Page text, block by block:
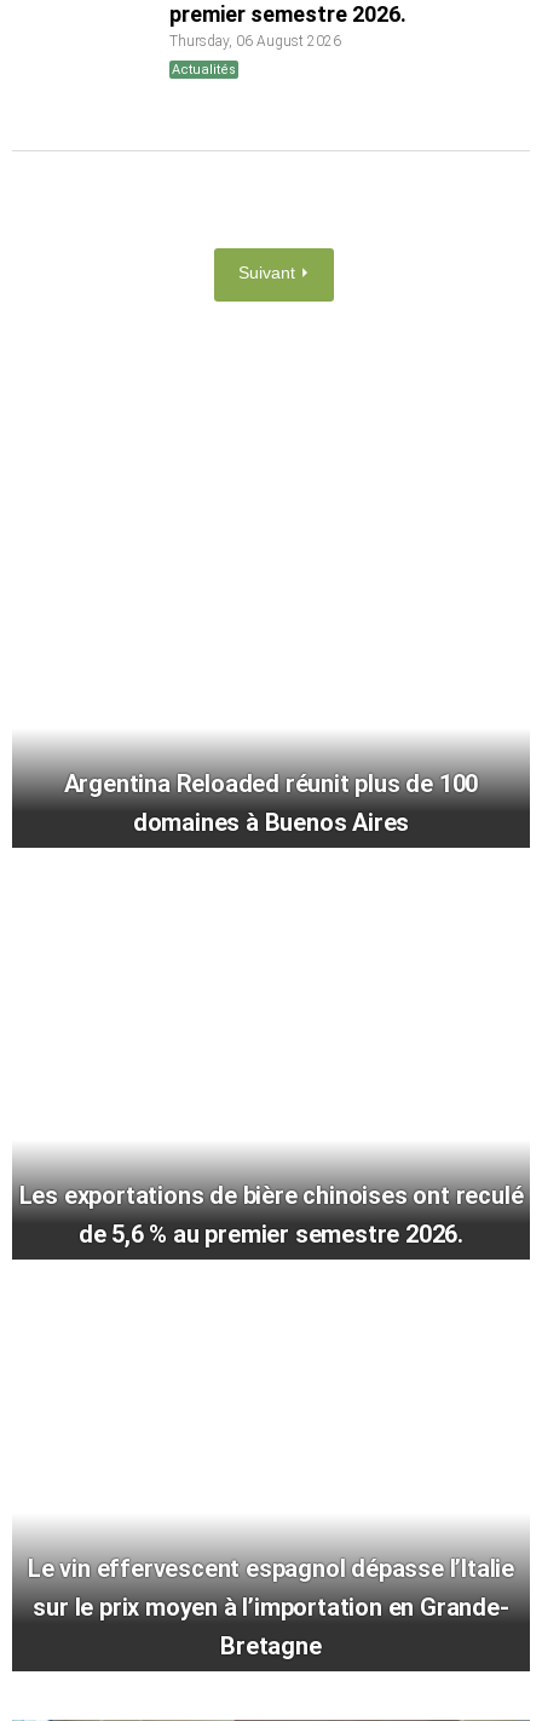
premier semestre 2026.
Thursday, 06 August 2026
Actualités
Suivant ⏵
Argentina Reloaded réunit plus de 100
domaines à Buenos Aires
Les exportations de bière chinoises ont reculé
de 5,6 % au premier semestre 2026.
Le vin effervescent espagnol dépasse l’Italie
sur le prix moyen à l’importation en Grande-
Bretagne